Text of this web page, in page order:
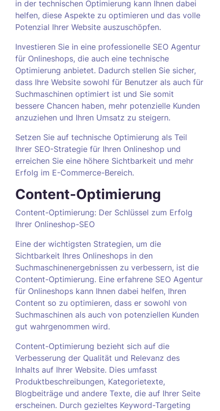
in der technischen Optimierung kann Ihnen dabei
helfen, diese Aspekte zu optimieren und das volle
Potenzial Ihrer Website auszuschöpfen.
Investieren Sie in eine professionelle SEO Agentur
für Onlineshops, die auch eine technische
Optimierung anbietet. Dadurch stellen Sie sicher,
dass Ihre Website sowohl für Benutzer als auch für
Suchmaschinen optimiert ist und Sie somit
bessere Chancen haben, mehr potenzielle Kunden
anzuziehen und Ihren Umsatz zu steigern.
Setzen Sie auf technische Optimierung als Teil
Ihrer SEO-Strategie für Ihren Onlineshop und
erreichen Sie eine höhere Sichtbarkeit und mehr
Erfolg im E-Commerce-Bereich.
Content-Optimierung
Content-Optimierung: Der Schlüssel zum Erfolg
Ihrer Onlineshop-SEO
Eine der wichtigsten Strategien, um die
Sichtbarkeit Ihres Onlineshops in den
Suchmaschinenergebnissen zu verbessern, ist die
Content-Optimierung. Eine erfahrene SEO Agentur
für Onlineshops kann Ihnen dabei helfen, Ihren
Content so zu optimieren, dass er sowohl von
Suchmaschinen als auch von potenziellen Kunden
gut wahrgenommen wird.
Content-Optimierung bezieht sich auf die
Verbesserung der Qualität und Relevanz des
Inhalts auf Ihrer Website. Dies umfasst
Produktbeschreibungen, Kategorietexte,
Blogbeiträge und andere Texte, die auf Ihrer Seite
erscheinen. Durch gezieltes Keyword-Targeting